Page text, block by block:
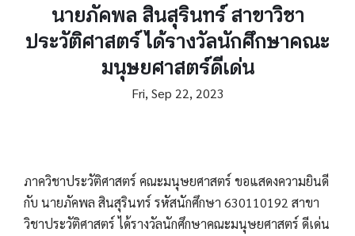
นายภัคพล สินสุรินทร์ สาขาวิชา
ประวัติศาสตร์ ได้รางวัลนักศึกษาคณะ
มนุษยศาสตร์ดีเด่น
Fri, Sep 22, 2023
ภาควิชาประวัติศาสตร์ คณะมนุษยศาสตร์ ขอแสดงความยินดี
กับ นายภัคพล สินสุรินทร์ รหัสนักศึกษา 630110192 สาขา
วิชาประวัติศาสตร์ ได้รางวัลนักศึกษาคณะมนุษยศาสตร์ ดีเด่น